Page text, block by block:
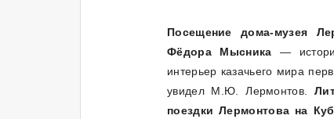
Посещение дома-музея
Фёдора Мысника —
интерьер казачьего мира
увидел М.Ю. Лермонтов.
поездки Лермонтова на